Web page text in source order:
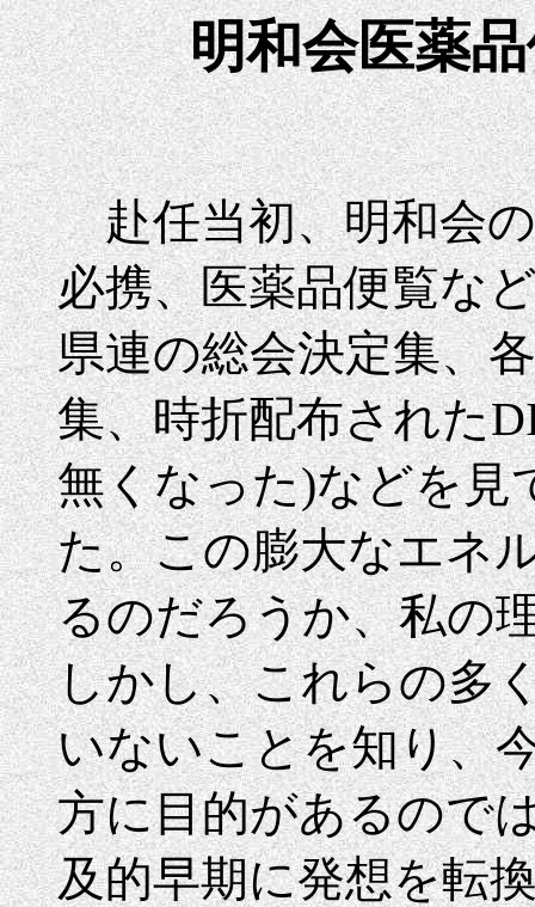
明和会医薬
赴任当初、明和会の
必携、医薬品便覧な
県連の総会決定集、
集、時折配布された
無くなった)などを見
た。この膨大なエネ
るのだろうか、私の
しかし、これらの多
いないことを知り、
方に目的があるので
及的早期に発想を転